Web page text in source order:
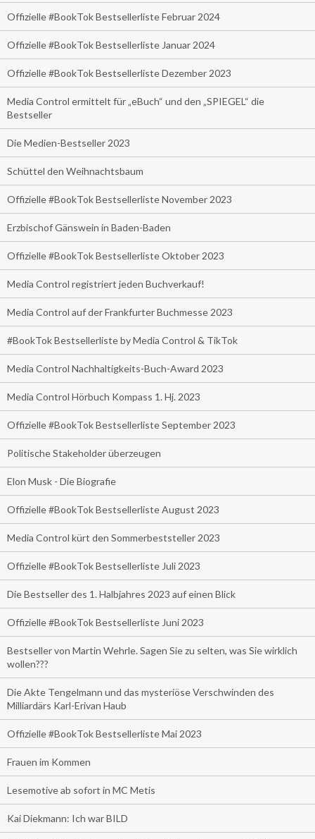
Offizielle #BookTok Bestsellerliste Februar 2024
Offizielle #BookTok Bestsellerliste Januar 2024
Offizielle #BookTok Bestsellerliste Dezember 2023
Media Control ermittelt für „eBuch“ und den „SPIEGEL“ die
Bestseller
Die Medien-Bestseller 2023
Schüttel den Weihnachtsbaum
Offizielle #BookTok Bestsellerliste November 2023
Erzbischof Gänswein in Baden-Baden
Offizielle #BookTok Bestsellerliste Oktober 2023
Media Control registriert jeden Buchverkauf!
Media Control auf der Frankfurter Buchmesse 2023
#BookTok Bestsellerliste by Media Control & TikTok
Media Control Nachhaltigkeits-Buch-Award 2023
Media Control Hörbuch Kompass 1. Hj. 2023
Offizielle #BookTok Bestsellerliste September 2023
Politische Stakeholder überzeugen
Elon Musk - Die Biografie
Offizielle #BookTok Bestsellerliste August 2023
Media Control kürt den Sommerbeststeller 2023
Offizielle #BookTok Bestsellerliste Juli 2023
Die Bestseller des 1. Halbjahres 2023 auf einen Blick
Offizielle #BookTok Bestsellerliste Juni 2023
Bestseller von Martin Wehrle. Sagen Sie zu selten, was Sie wirklich
wollen???
Die Akte Tengelmann und das mysteriöse Verschwinden des
Milliardärs Karl-Erivan Haub
Offizielle #BookTok Bestsellerliste Mai 2023
Frauen im Kommen
Lesemotive ab sofort in MC Metis
Kai Diekmann: Ich war BILD